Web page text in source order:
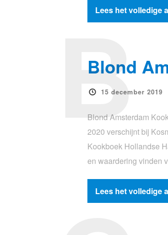
Lees het volledige
Blond
15 december 2019
B
Blond Amsterdam
2020 verschijnt bij
Kookboek Hollandse
en waardering vinden
Lees het volledige